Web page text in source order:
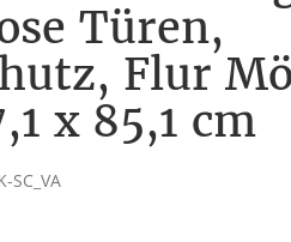
Türen,
Flur
x 85,1 cm
SC_VA